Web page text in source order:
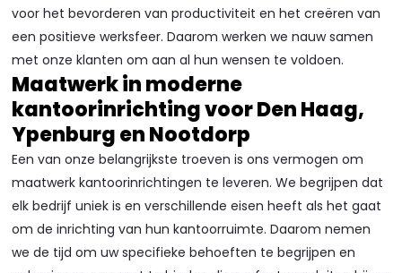
voor het bevorderen van productiviteit en het creëren van
een positieve werksfeer. Daarom werken we nauw samen
met onze klanten om aan al hun wensen te voldoen.
Maatwerk in moderne
kantoorinrichting voor Den Haag,
Ypenburg en Nootdorp
Een van onze belangrijkste troeven is ons vermogen om
maatwerk kantoorinrichtingen te leveren. We begrijpen dat
elk bedrijf uniek is en verschillende eisen heeft als het gaat
om de inrichting van hun kantoorruimte. Daarom nemen
we de tijd om uw specifieke behoeften te begrijpen en